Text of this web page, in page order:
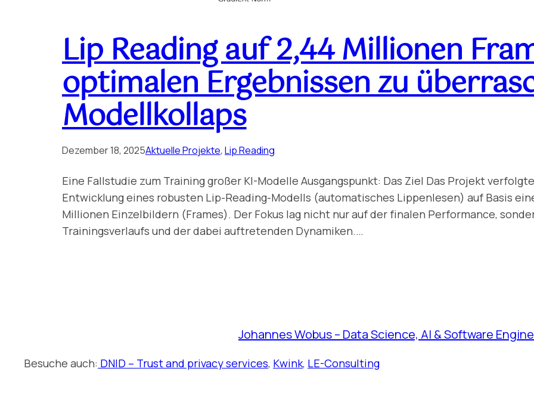
Lip Reading auf 2,44 Millionen
optimalen Ergebnissen zu
Modellkollaps
Dezember 18, 2025Aktuelle Projekte, Lip Reading
Eine Fallstudie zum Training großer KI-Modelle Ausgangspunkt: Das Ziel Das Projekt
Entwicklung eines robusten Lip-Reading-Modells (automatisches Lippenlesen) auf Basis
Millionen Einzelbildern (Frames). Der Fokus lag nicht nur auf der finalen Performance,
Trainingsverlaufs und der dabei auftretenden Dynamiken.…
Johannes Wobus – Data Science, AI & Software
Besuche auch: DNID – Trust and privacy services, Kwink, LE-Consulting